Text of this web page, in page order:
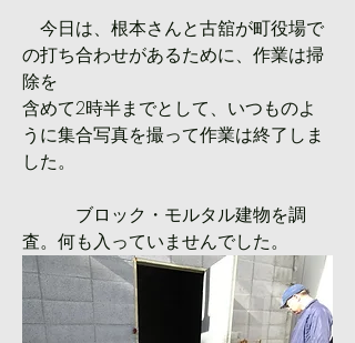
今日は、根本さんと古舘が町役場で
の打ち合わせがあるために、作業は掃
除を
含めて2時半までとして、いつものよ
うに集合写真を撮って作業は終了しま
した。
ブロック・モルタル建物を調
査。何も入っていませんでした。